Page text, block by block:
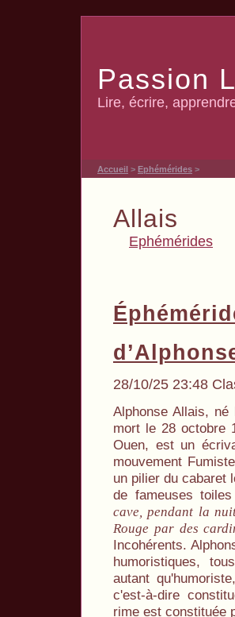
Passion
Lire, écrire,
Accueil > Ephémérides >
Allais
Ephémérides
28/10/25 23:48
Alphonse Allais,
mort le 28 octobre
Ouen, est un
mouvement
un pilier du cabaret
de fameuses
cave, pendant la
Rouge par des
Incohérents.
humoristiques,
autant
c'est-à-dire
rime est constituée